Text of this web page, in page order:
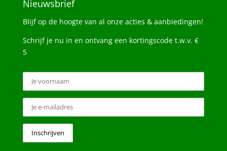
Nieuwsbrief
Blijf op de hoogte van al onze acties & aanbiedingen!
Schrijf je nu in en ontvang een kortingscode t.w.v. €
5